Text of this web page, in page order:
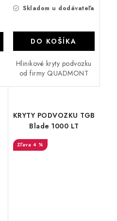
Skladom u dodávateľa
DO KOŠÍKA
Hlinikové kryty podvozku
od firmy QUADMONT
KRYTY PODVOZKU TGB
Blade 1000 LT
4 %